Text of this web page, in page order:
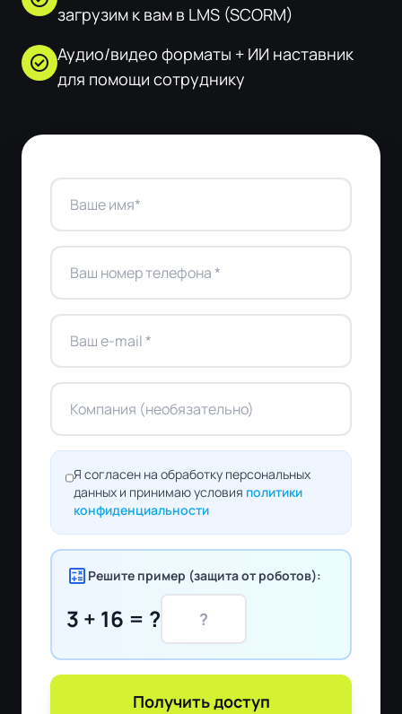
загрузим к вам в LMS (SCORM)
check_circle Аудио/видео форматы + ИИ наставник
для помощи сотруднику
Я согласен на обработку персональных
данных и принимаю условия политики
конфиденциальности
calculate Решите пример (защита от роботов):
3 + 16 = ?
Получить доступ